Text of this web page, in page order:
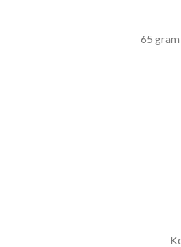
65